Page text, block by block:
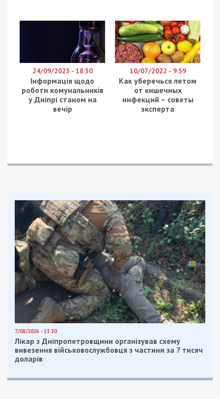
24/09/2023 - 18:30
Інформація щодо
роботи комунальників
у Дніпрі станом на
вечір
10/07/2022 - 9:59
Как уберечься летом
от кишечных
инфекций – советы
эксперта
7/08/2026 - 13:30
Лікар з Дніпропетровщини організував схему
вивезення військовослужбовця з частини за 7 тисяч
доларів